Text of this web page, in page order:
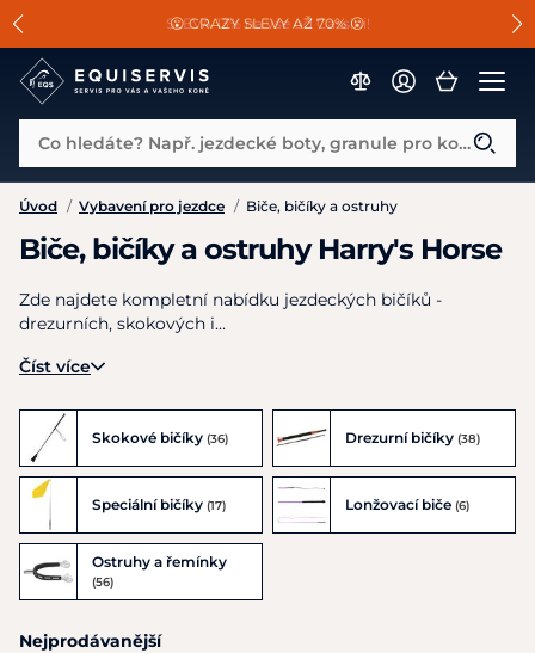
SLEVA 13% na vše od Cassini!
😮 CRAZY SLEVY AŽ 70% 😮
📐Pasování a doplňky k vybraným sedlům ZDARMA 🐴
Co hledáte? Např. jezdecké boty, granule pro koně...
Úvod / Vybavení pro jezdce / Biče, bičíky a ostruhy
Biče, bičíky a ostruhy Harry's Horse
Zde najdete kompletní nabídku jezdeckých bičíků -
drezurních, skokových i…
Číst více
Skokové bičíky (36) Drezurní bičíky (38)
Speciální bičíky (17) Lonžovací biče (6)
Ostruhy a řemínky
(56)
Nejprodávanější